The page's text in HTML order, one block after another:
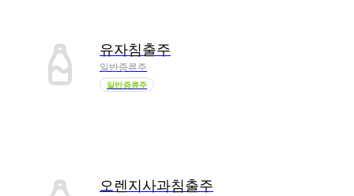
유자침출주
일반증류주
일반증류주
오렌지사과침출주